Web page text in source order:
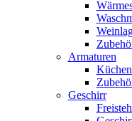
Armaturen
Geschirr